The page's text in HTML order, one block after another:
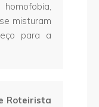
misturam
para a
Roteirista